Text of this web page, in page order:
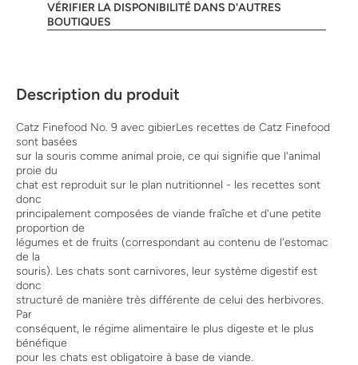
VÉRIFIER LA DISPONIBILITÉ DANS D'AUTRES
BOUTIQUES
Description du produit
Catz Finefood No. 9 avec gibierLes recettes de Catz Finefood
sont basées
sur la souris comme animal proie, ce qui signifie que l'animal
proie du
chat est reproduit sur le plan nutritionnel - les recettes sont
donc
principalement composées de viande fraîche et d'une petite
proportion de
légumes et de fruits (correspondant au contenu de l'estomac
de la
souris). Les chats sont carnivores, leur système digestif est
donc
structuré de manière très différente de celui des herbivores.
Par
conséquent, le régime alimentaire le plus digeste et le plus
bénéfique
pour les chats est obligatoire à base de viande.